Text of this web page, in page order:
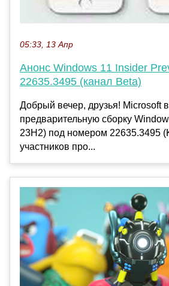
05:33, 13 Апр
Анонс Windows 11 Insider
22635.3495 (канал Beta)
Добрый вечер, друзья! Microsoft
предварительную сборку
23H2) под номером 22635.3495
участников про...